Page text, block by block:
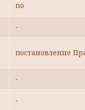
no
-
постановление
-
-